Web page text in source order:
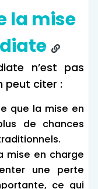
la mise
n’est pas
peut citer :
que la mise en
de chances
mise en charge
une perte
ce qui